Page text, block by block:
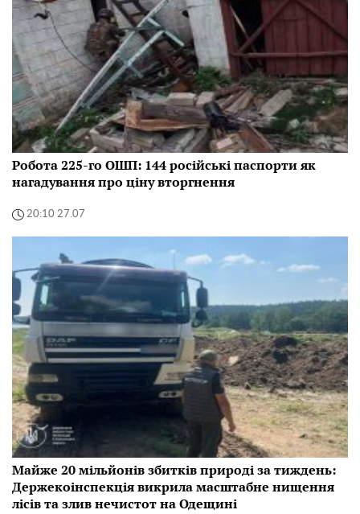
Робота 225-го ОШП: 144 російські паспорти як
нагадування про ціну вторгнення
20:10 27.07
Майже 20 мільйонів збитків природі за тиждень:
Держекоінспекція викрила масштабне нищення
лісів та злив нечистот на Одещині